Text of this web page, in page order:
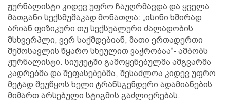
ჟურნალისტი კიდევ უფრო ჩაუღრმავდა და ყველა
მათგანი სექსმუშაკად მონათლა: „ისინი ხშირად
არიან ფიზიკური თუ სექსუალური ძალადობის
მსხვერპლი, ვერ საქმდებიან, მათი ერთადერთი
შემოსავლის წყარო სხეულით ვაჭრობაა“- ამბობს
ჟურნალისტი. სიუჟეტში გამოყენებულმა ამგვარმა
კადრებმა და შეფასებებმა, შესაძლოა კიდევ უფრო
მეტად შეუწყოს ხელი ტრანსგენდერი ადამიანების
მიმართ არსებული სტიგმის გაძლიერებას.